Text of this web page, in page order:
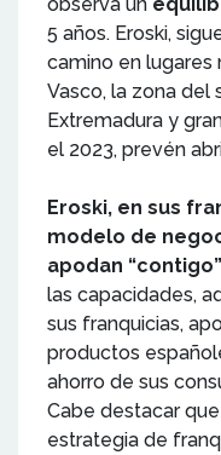
5 años. Eroski,
camino en lugares
Vasco, la zona del
Extremadura y
el 2023, prevén
Eroski, en sus
modelo de
apodan “contigo”
las capacidades,
sus franquicias,
productos
ahorro de sus
Cabe destacar
estrategia de